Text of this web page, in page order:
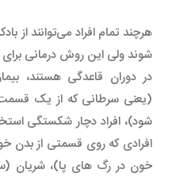
هرچند تمام افراد می‌توانند از
شوند ولی این روش درمانی برای
در دوران قاعدگی هستند،
(یعنی سرطانی که از یک
شود)، افراد دچار شکستگی
افرادی که روی قسمتی از بدن
خون در رگ های پا)، شریان